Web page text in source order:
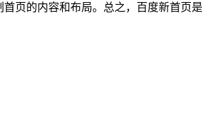
页的内容和布局。总之，百度新首页